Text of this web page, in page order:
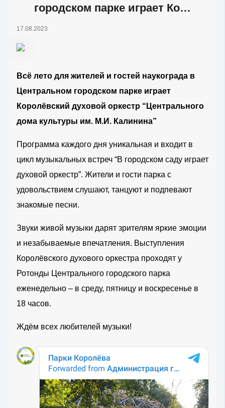
городском парке играет Ко…
17.08.2023
Всё лето для жителей и гостей наукограда в
Центральном городском парке играет
Королёвский духовой оркестр “Центрального
дома культуры им. М.И. Калинина”
Программа каждого дня уникальная и входит в
цикл музыкальных встреч “В городском саду играет
духовой оркестр”. Жители и гости парка с
удовольствием слушают, танцуют и подпевают
знакомые песни.
Звуки живой музыки дарят зрителям яркие эмоции
и незабываемые впечатления. Выступления
Королёвского духового оркестра проходят у
Ротонды Центрального городского парка
еженедельно – в среду, пятницу и воскресенье в
18 часов.
Ждём всех любителей музыки!